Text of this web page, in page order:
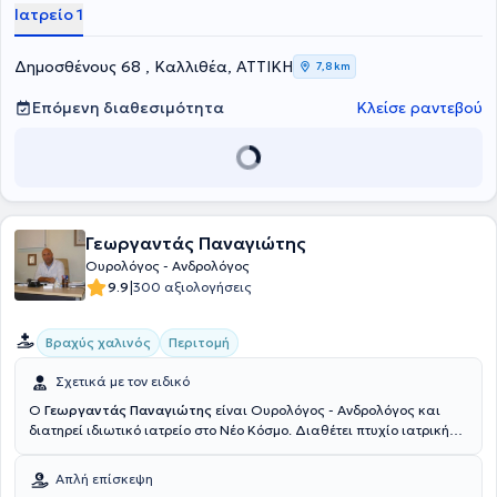
Γενικό Νοσοκομείο Αθηνών "Ερυθρός Σταυρός". Τέλος, έχει
συμμετάσχει σε πλήθος σεμιναρίων και συνεδρίων και
Ιατρείο 1
Δημοσθένους 68 , Καλλιθέα, ΑΤΤΙΚΗ 7,8 km
Επόμενη διαθεσιμότητα Κλείσε ραντεβού
Γεωργαντάς Παναγιώτης
Ουρολόγος - Ανδρολόγος
9.9|300 αξιολογήσεις
Βραχύς χαλινός Περιτομή
Σχετικά με τον ειδικό
Ο Γεωργαντάς Παναγιώτης είναι Ουρολόγος - Ανδρολόγος και
διατηρεί ιδιωτικό ιατρείο στο Νέο Κόσμο. Διαθέτει πτυχίο ιατρικής
ως Κλινικός Ιατρός. Ολοκλήρωσε την ειδικότητά του στην
Ουρολογία - Ανδρολογία στο Γενικό Νοσοκομείο Αθηνών ''Η Ελπίς'',
Απλή επίσκεψη